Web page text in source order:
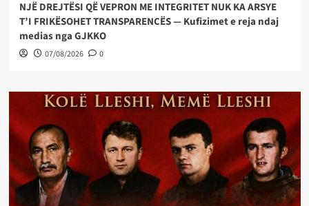
NJË DREJTËSI QË VEPRON ME INTEGRITET NUK KA ARSYE
T’I FRIKËSOHET TRANSPARENCËS — Kufizimet e reja ndaj
medias nga GJKKO
07/08/2026 0